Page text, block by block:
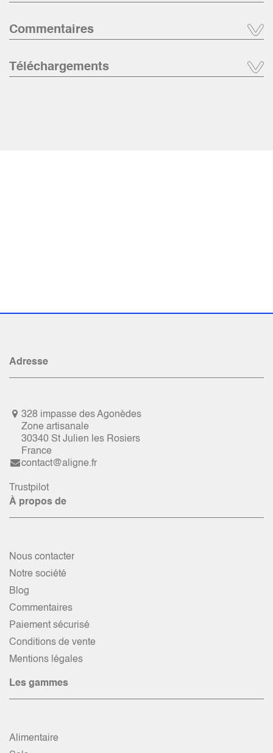
Commentaires
Téléchargements
Adresse
328 impasse des Agonèdes
Zone artisanale
30340 St Julien les Rosiers
France
contact@aligne.fr
Trustpilot
À propos de
Nous contacter
Notre société
Blog
Commentaires
Paiement sécurisé
Conditions de vente
Mentions légales
Les gammes
Alimentaire